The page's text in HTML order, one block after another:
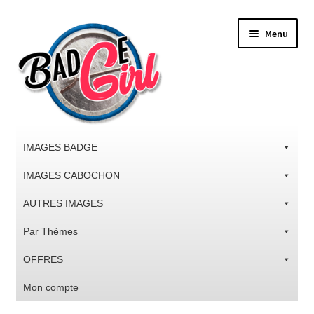
la
navigation
contenu
Menu
IMAGES BADGE
IMAGES CABOCHON
AUTRES IMAGES
Par Thèmes
OFFRES
Mon compte